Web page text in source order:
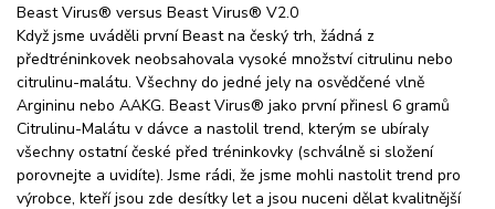
Beast Virus® versus Beast Virus® V2.0
Když jsme uváděli první Beast na český trh, žádná z
předtréninkovek neobsahovala vysoké množství citrulinu nebo
citrulinu-malátu. Všechny do jedné jely na osvědčené vlně
Argininu nebo AAKG. Beast Virus® jako první přinesl 6 gramů
Citrulinu-Malátu v dávce a nastolil trend, kterým se ubíraly
všechny ostatní české před tréninkovky (schválně si složení
porovnejte a uvidíte). Jsme rádi, že jsme mohli nastolit trend pro
výrobce, kteří jsou zde desítky let a jsou nuceni dělat kvalitnější